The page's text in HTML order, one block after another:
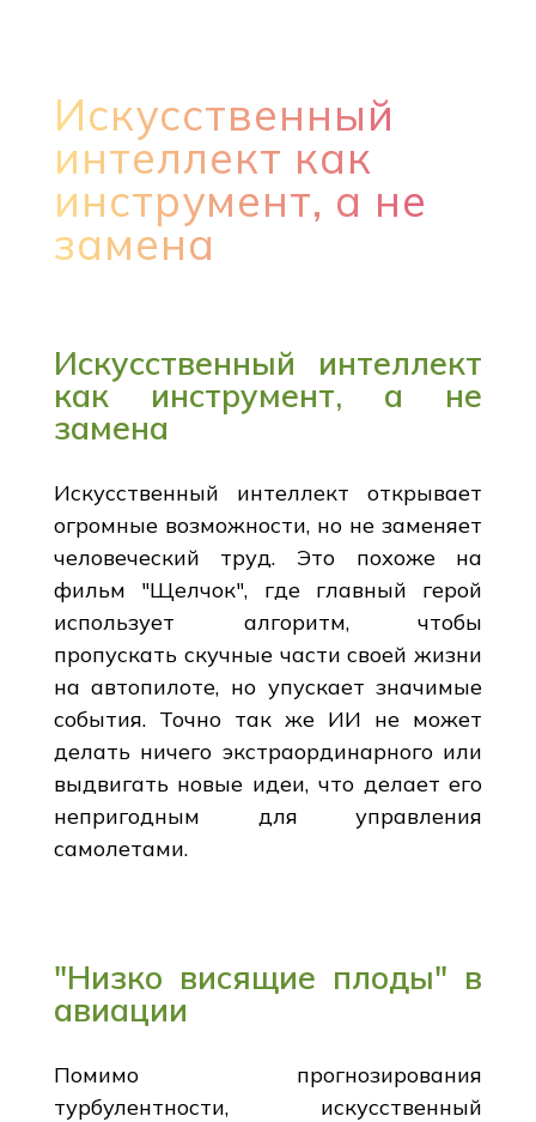
Искусственный
интеллект как
инструмент, а не
замена
Искусственный интеллект
как инструмент, а не
замена
Искусственный интеллект открывает
огромные возможности, но не заменяет
человеческий труд. Это похоже на
фильм "Щелчок", где главный герой
использует алгоритм, чтобы
пропускать скучные части своей жизни
на автопилоте, но упускает значимые
события. Точно так же ИИ не может
делать ничего экстраординарного или
выдвигать новые идеи, что делает его
непригодным для управления
самолетами.
"Низко висящие плоды" в
авиации
Помимо прогнозирования
турбулентности, искусственный